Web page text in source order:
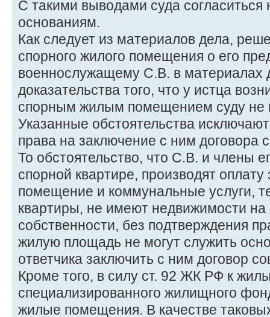
С такими выводами суда
основаниям.
Как следует из материалов дела,
спорного жилого помещения о его
военнослужащему С.В. в материалах
доказательства того, что у истца
спорным жилым помещением суду не
Указанные обстоятельства
права на заключение с ним договора
То обстоятельство, что С.В. и члены
спорной квартире, производят
помещение и коммунальные услуги,
квартиры, не имеют недвижимости на
собственности, без подтверждения
жилую площадь не могут служить
ответчика заключить с ним договор
Кроме того, в силу ст. 92 ЖК РФ к
специализированного жилищного
жилые помещения. В качестве